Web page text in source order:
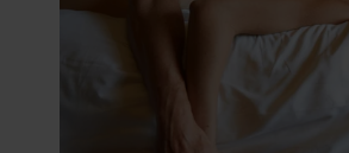
informatie die u aan ze heeft verstrekt
verzameld op basis van uw gebruik
gaat akkoord met onze cookies als u
gebruiken.